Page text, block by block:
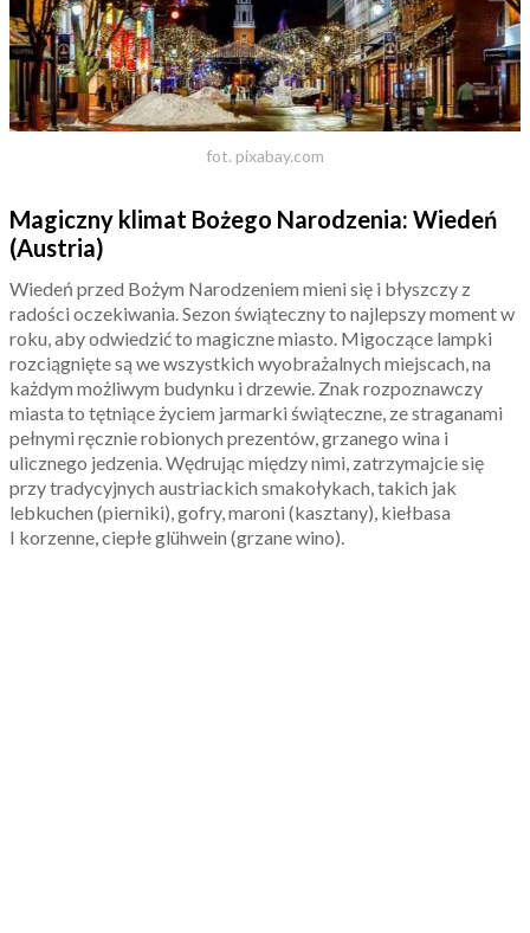
fot. pixabay.com
Magiczny klimat Bożego Narodzenia: Wiedeń
(Austria)
Wiedeń przed Bożym Narodzeniem mieni się i błyszczy z
radości oczekiwania. Sezon świąteczny to najlepszy moment w
roku, aby odwiedzić to magiczne miasto. Migoczące lampki
rozciągnięte są we wszystkich wyobrażalnych miejscach, na
każdym możliwym budynku i drzewie. Znak rozpoznawczy
miasta to tętniące życiem jarmarki świąteczne, ze straganami
pełnymi ręcznie robionych prezentów, grzanego wina i
ulicznego jedzenia. Wędrując między nimi, zatrzymajcie się
przy tradycyjnych austriackich smakołykach, takich jak
lebkuchen (pierniki), gofry, maroni (kasztany), kiełbasa
I korzenne, ciepłe glühwein (grzane wino).